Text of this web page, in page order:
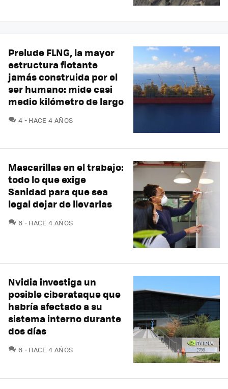
Prelude FLNG, la mayor
estructura flotante
jamás construida por el
ser humano: mide casi
medio kilómetro de largo
4 COMENTARIOS
HACE 4 AÑOS
Mascarillas en el trabajo:
todo lo que exige
Sanidad para que sea
legal dejar de llevarlas
6 COMENTARIOS
HACE 4 AÑOS
Nvidia investiga un
posible ciberataque que
habría afectado a su
sistema interno durante
dos días
6 COMENTARIOS
HACE 4 AÑOS